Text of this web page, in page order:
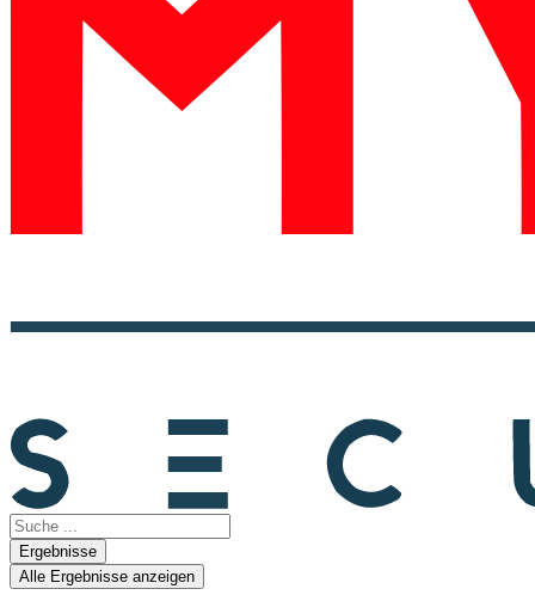
Search
...Ergebnisse
Alle Ergebnisse anzeigen